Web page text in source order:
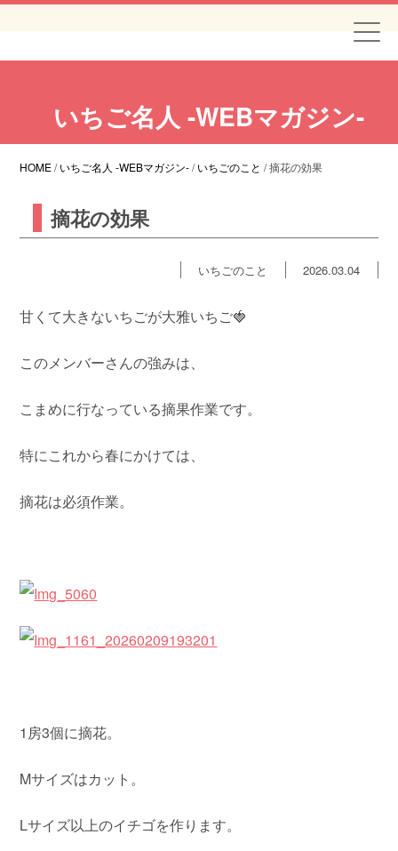
いちご名人 -WEBマガジン-
HOME/いちご名人 -WEBマガジン-/いちごのこと /摘花の効果
摘花の効果
いちごのこと 2026.03.04
甘くて大きないちごが大雅いちご🍓
このメンバーさんの強みは、
こまめに行なっている摘果作業です。
特にこれから春にかけては、
摘花は必須作業。
1房3個に摘花。
Mサイズはカット。
Lサイズ以上のイチゴを作ります。